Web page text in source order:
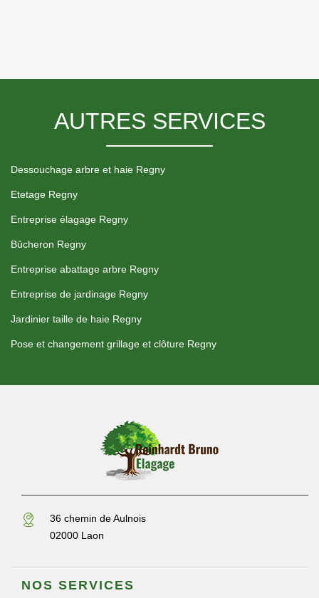
AUTRES SERVICES
Dessouchage arbre et haie Regny
Etetage Regny
Entreprise élagage Regny
Bûcheron Regny
Entreprise abattage arbre Regny
Entreprise de jardinage Regny
Jardinier taille de haie Regny
Pose et changement grillage et clôture Regny
36 chemin de Aulnois
02000 Laon
NOS SERVICES